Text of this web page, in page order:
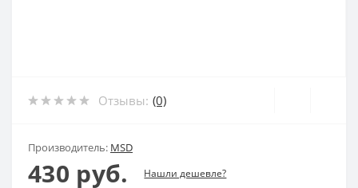
Отзывы: (0)
Производитель: MSD
430 руб. Нашли дешевле?